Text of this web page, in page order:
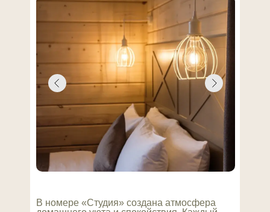
В номере «Студия» создана атмосфера